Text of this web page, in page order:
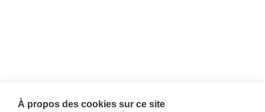
À propos des cookies sur ce site